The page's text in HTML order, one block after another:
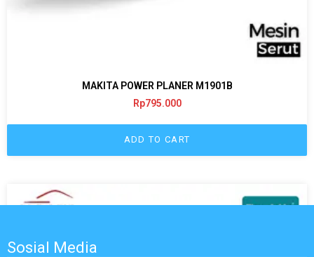
MAKITA POWER PLANER M1901B
Rp795.000
ADD TO CART
Sosial Media